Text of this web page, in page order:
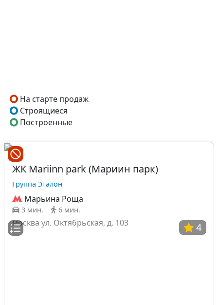
На старте продаж
Строящиеся
Построенные
4
ЖК Mariinn park (Мариин парк)
Группа Эталон
Марьина Роща
3 мин. 6 мин.
москва ул. Октябрьская, д. 103